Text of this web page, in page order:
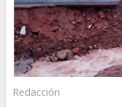
Redacción